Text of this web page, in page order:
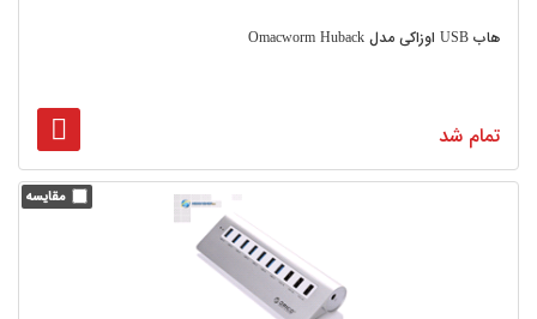
هاب USB اوزاکی مدل Omacworm Huback
تمام شد